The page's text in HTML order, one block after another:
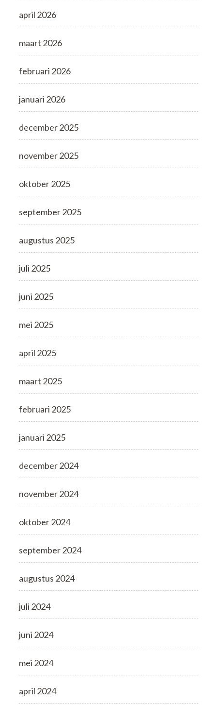
april 2026
maart 2026
februari 2026
januari 2026
december 2025
november 2025
oktober 2025
september 2025
augustus 2025
juli 2025
juni 2025
mei 2025
april 2025
maart 2025
februari 2025
januari 2025
december 2024
november 2024
oktober 2024
september 2024
augustus 2024
juli 2024
juni 2024
mei 2024
april 2024